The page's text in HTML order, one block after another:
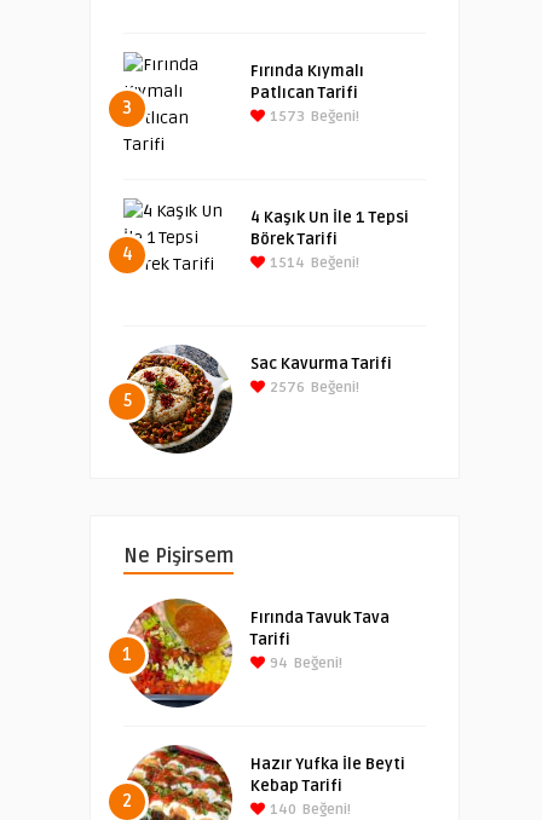
3
Fırında Kıymalı
Patlıcan Tarifi
1573 Beğeni!
4
4 Kaşık Un İle 1 Tepsi
Börek Tarifi
1514 Beğeni!
5
Sac Kavurma Tarifi
2576 Beğeni!
Ne Pişirsem
1
Fırında Tavuk Tava
Tarifi
94 Beğeni!
2
Hazır Yufka İle Beyti
Kebap Tarifi
140 Beğeni!